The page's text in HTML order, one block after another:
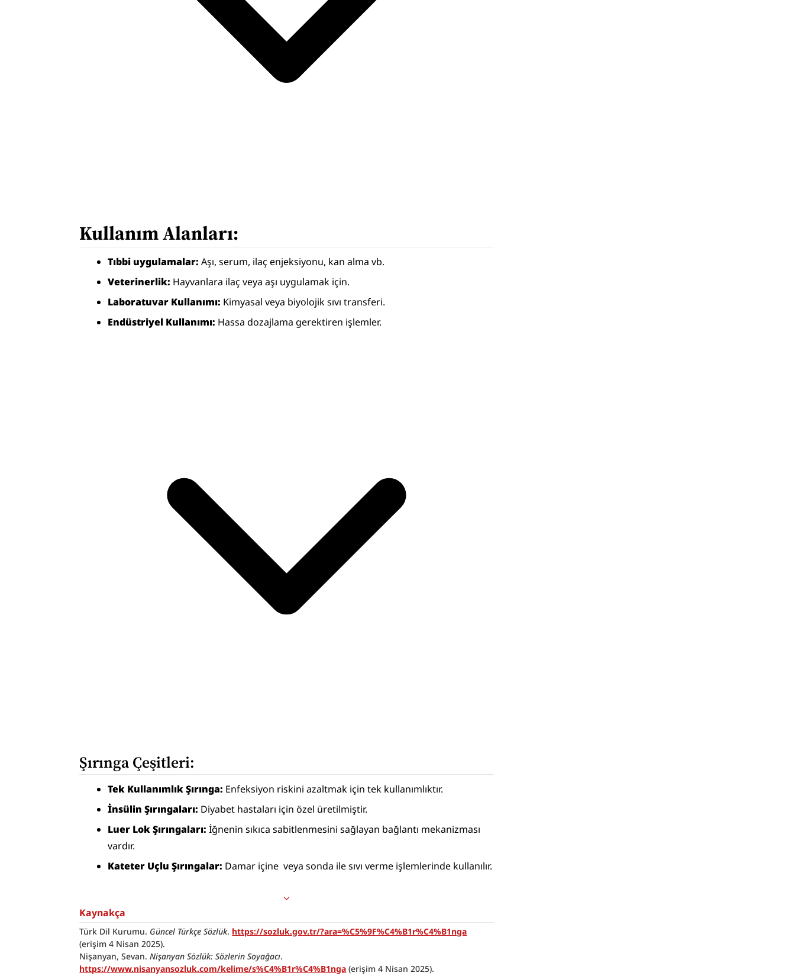
Kullanım Alanları:
Tıbbi uygulamalar: Aşı, serum, ilaç enjeksiyonu, kan alma vb.
Veterinerlik: Hayvanlara ilaç veya aşı uygulamak için.
Laboratuvar Kullanımı: Kimyasal veya biyolojik sıvı transferi.
Endüstriyel Kullanımı: Hassa dozajlama gerektiren işlemler.
Şırınga Çeşitleri:
Tek Kullanımlık Şırınga: Enfeksiyon riskini azaltmak için tek kullanımlıktır.
İnsülin Şırıngaları: Diyabet hastaları için özel üretilmiştir.
Luer Lok Şırıngaları: İğnenin sıkıca sabitlenmesini sağlayan bağlantı mekanizması
vardır.
Kateter Uçlu Şırıngalar: Damar içine  veya sonda ile sıvı verme işlemlerinde kullanılır.
Kaynakça
Türk Dil Kurumu. Güncel Türkçe Sözlük. https://sozluk.gov.tr/?ara=%C5%9F%C4%B1r%C4%B1nga
(erişim 4 Nisan 2025).
Nişanyan, Sevan. Nişanyan Sözlük: Sözlerin Soyağacı
https://www.nisanyansozluk.com/kelime/s%C4%B1r%C4%B1nga (erişim 4 Nisan 2025).